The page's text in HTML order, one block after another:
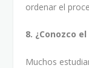
ordenar el
8. ¿Conozco
Muchos